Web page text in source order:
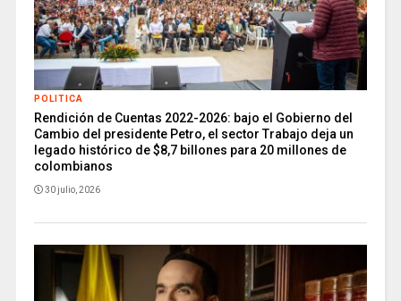
POLITICA
Rendición de Cuentas 2022-2026: bajo el Gobierno del
Cambio del presidente Petro, el sector Trabajo deja un
legado histórico de $8,7 billones para 20 millones de
colombianos
30 julio, 2026